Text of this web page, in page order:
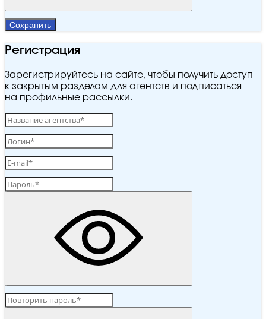
Сохранить
Регистрация
Зарегистрируйтесь на сайте, чтобы получить доступ
к закрытым разделам для агентств и подписаться
на профильные рассылки.